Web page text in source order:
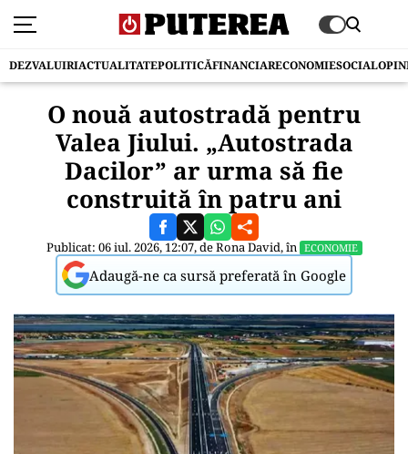
DEZVALUIRIACTUALITATEPOLITICĂFINANCIARECONOMIESOCIAL
O nouă autostradă pentru
Valea Jiului. „Autostrada
Dacilor” ar urma să fie
construită în patru ani
Publicat: 06 iul. 2026, 12:07, deRona David, în ECONOMIE
Adaugă-ne ca sursă preferată în Google